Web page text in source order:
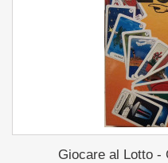
Giocare al Lotto -